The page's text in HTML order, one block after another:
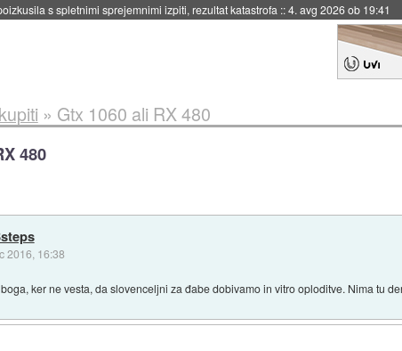
agencija razvija svojo raketo za večkratno uporabo::4. avg 2026 ob 19:41
» Gtx 1060 ali RX 480
480
2016, 16:38
ker ne vesta, da slovenceljni za đabe dobivamo in vitro oploditve. Nima tu